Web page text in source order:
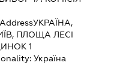
УКРАЇНА,
ПЛОЩА ЛЕСІ
1
Україна